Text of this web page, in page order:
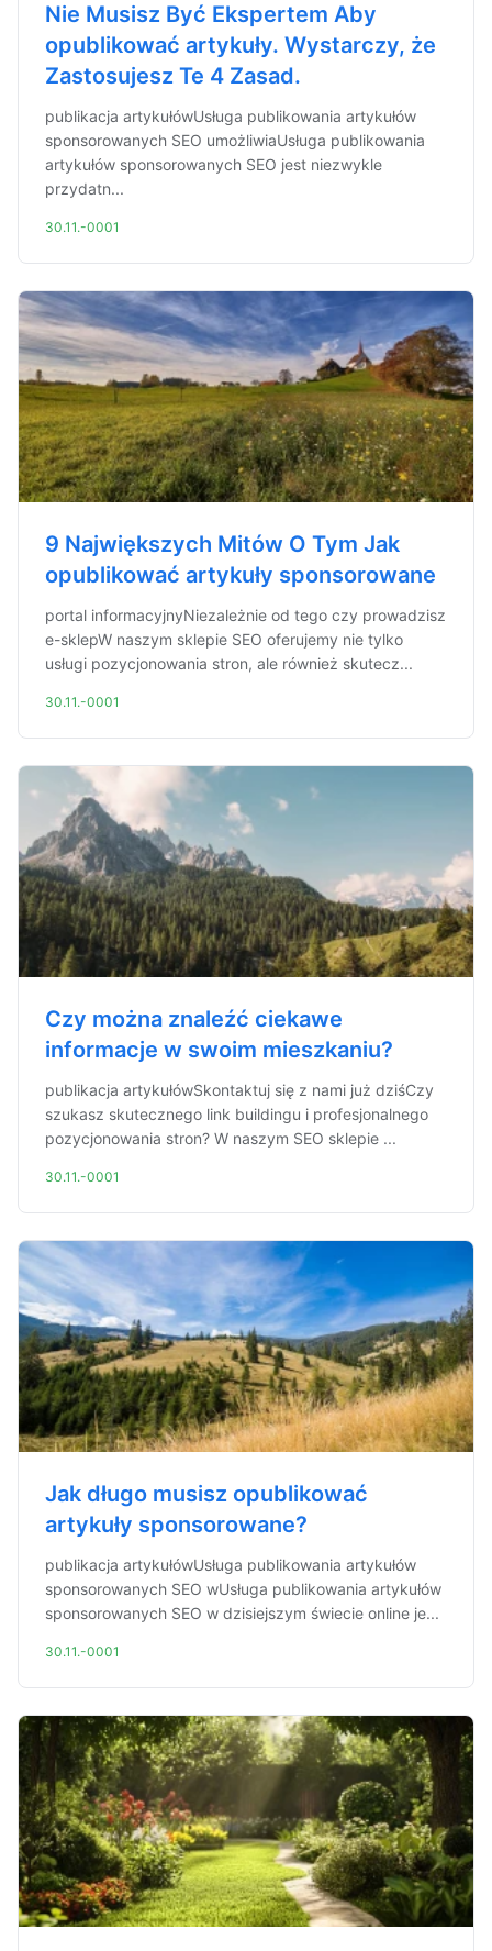
Nie Musisz Być Ekspertem Aby
opublikować artykuły. Wystarczy, że
Zastosujesz Te 4 Zasad.
publikacja artykułówUsługa publikowania artykułów
sponsorowanych SEO umożliwiaUsługa publikowania
artykułów sponsorowanych SEO jest niezwykle
przydatn...
30.11.-0001
9 Największych Mitów O Tym Jak
opublikować artykuły sponsorowane
portal informacyjnyNiezależnie od tego czy prowadzisz
e-sklepW naszym sklepie SEO oferujemy nie tylko
usługi pozycjonowania stron, ale również skutecz...
30.11.-0001
Czy można znaleźć ciekawe
informacje w swoim mieszkaniu?
publikacja artykułówSkontaktuj się z nami już dziśCzy
szukasz skutecznego link buildingu i profesjonalnego
pozycjonowania stron? W naszym SEO sklepie ...
30.11.-0001
Jak długo musisz opublikować
artykuły sponsorowane?
publikacja artykułówUsługa publikowania artykułów
sponsorowanych SEO wUsługa publikowania artykułów
sponsorowanych SEO w dzisiejszym świecie online je...
30.11.-0001